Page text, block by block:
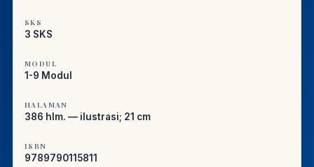
SKS
3 SKS
MODUL
1-9 Modul
HALAMAN
386 hlm. — ilustrasi; 21 cm
ISBN
9789790115811